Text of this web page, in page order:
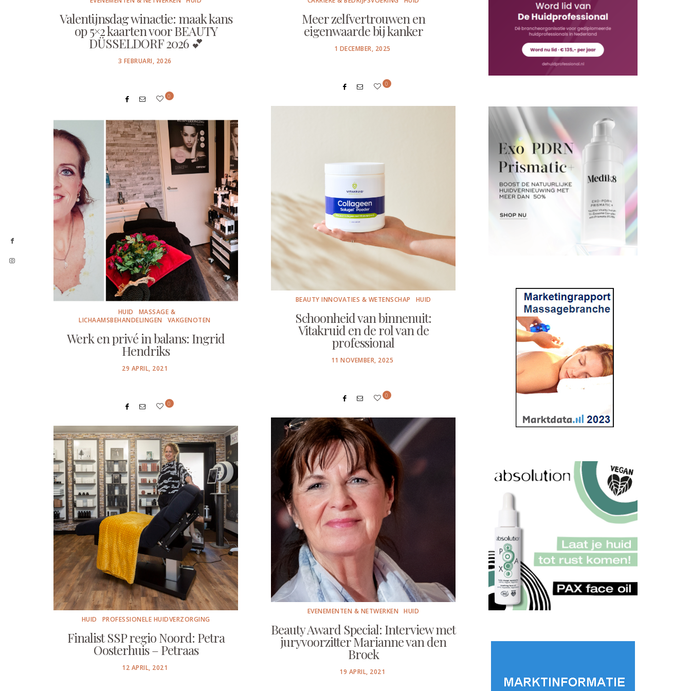
Valentijnsdag winactie: maak kans
op 5×2 kaarten voor BEAUTY
DÜSSELDORF 2026 💕
POSTED
3 FEBRUARI, 2026
0
Meer zelfvertrouwen en
eigenwaarde bij kanker
POSTED
1 DECEMBER, 2025
0
BEAUTY INNOVATIES & WETENSCHAP HUID
Schoonheid van binnenuit:
Vitakruid en de rol van de
professional
POSTED
11 NOVEMBER, 2025
0
HUID
MASSAGE &
LICHAAMSBEHANDELINGEN
VAKGENOTEN
Werk en privé in balans: Ingrid
Hendriks
POSTED
29 APRIL, 2021
0
EVENEMENTEN & NETWERKEN HUID
Beauty Award Special: Interview met
juryvoorzitter Marianne van den
Broek
POSTED
19 APRIL, 2021
HUID PROFESSIONELE HUIDVERZORGING
Finalist SSP regio Noord: Petra
Oosterhuis – Petraas
POSTED
12 APRIL, 2021